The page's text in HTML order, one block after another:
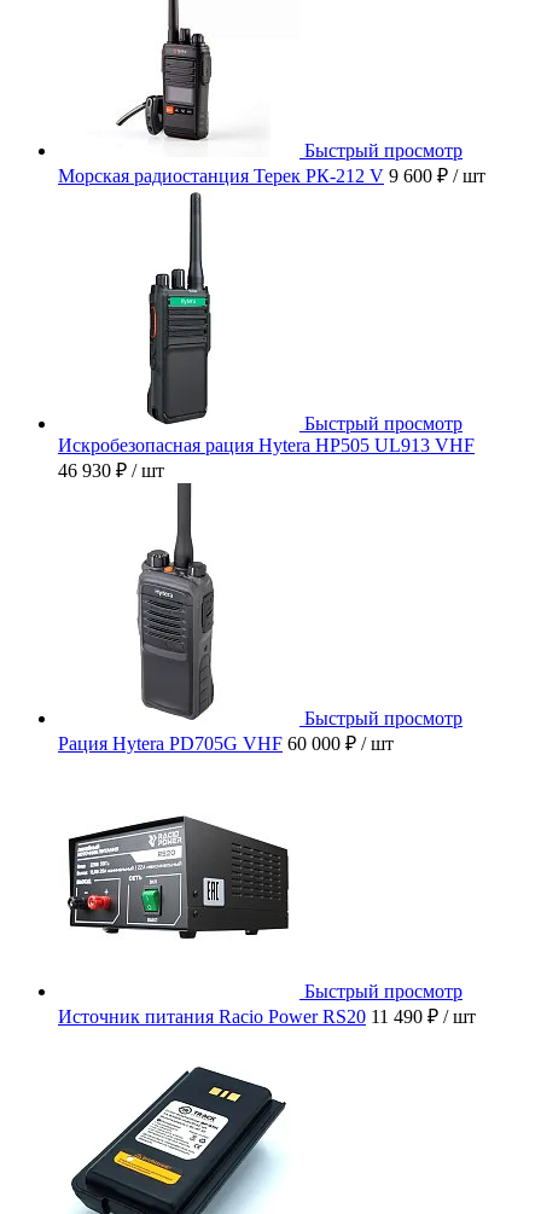
Быстрый просмотр
Морская радиостанция Терек РК-212 V 9 600 ₽ / шт
Быстрый просмотр
Искробезопасная рация Hytera HP505 UL913 VHF
46 930 ₽ / шт
Быстрый просмотр
Рация Hytera PD705G VHF 60 000 ₽ / шт
Быстрый просмотр
Источник питания Racio Power RS20 11 490 ₽ / шт